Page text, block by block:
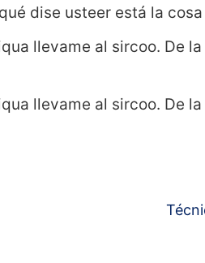
dise usteer está la
llevame al sircoo. De
llevame al sircoo. De